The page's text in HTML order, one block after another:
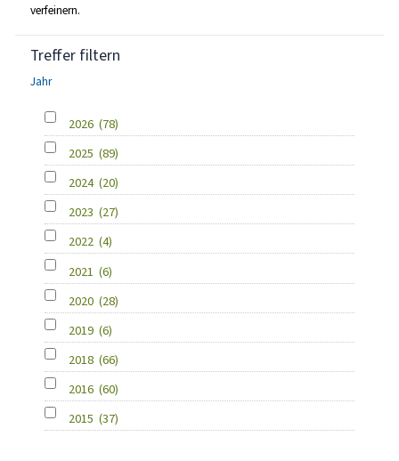
verfeinern.
Treffer filtern
Jahr
2026 (78)
2025 (89)
2024 (20)
2023 (27)
2022 (4)
2021 (6)
2020 (28)
2019 (6)
2018 (66)
2016 (60)
2015 (37)